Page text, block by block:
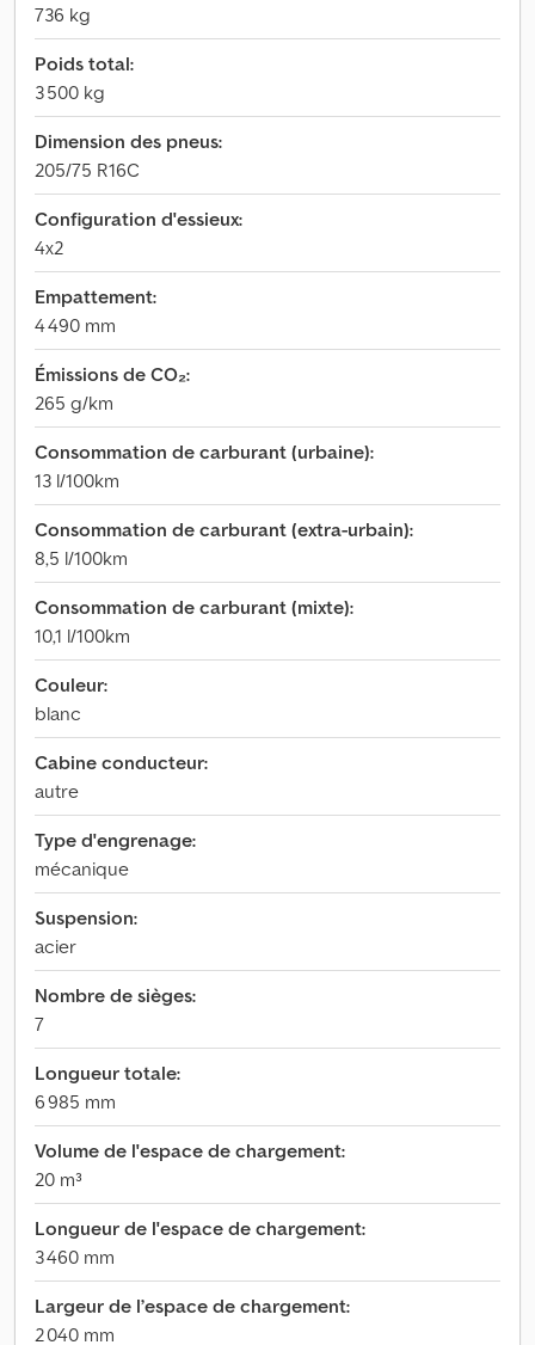
736 kg
Poids total:
3 500 kg
Dimension des pneus:
205/75 R16C
Configuration d'essieux:
4x2
Empattement:
4 490 mm
Émissions de CO₂:
265 g/km
Consommation de carburant (urbaine):
13 l/100km
Consommation de carburant (extra-urbain):
8,5 l/100km
Consommation de carburant (mixte):
10,1 l/100km
Couleur:
blanc
Cabine conducteur:
autre
Type d'engrenage:
mécanique
Suspension:
acier
Nombre de sièges:
7
Longueur totale:
6 985 mm
Volume de l'espace de chargement:
20 m³
Longueur de l'espace de chargement:
3 460 mm
Largeur de l’espace de chargement:
2 040 mm